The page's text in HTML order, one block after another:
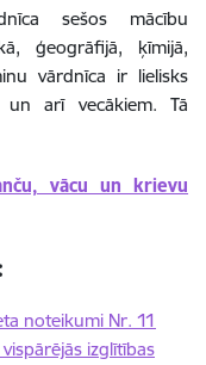
sešos mācību
ģeogrāfijā, ķīmijā,
vārdnīca ir lielisks
un arī vecākiem. Tā
vācu un krievu
noteikumi Nr. 11
izglītības